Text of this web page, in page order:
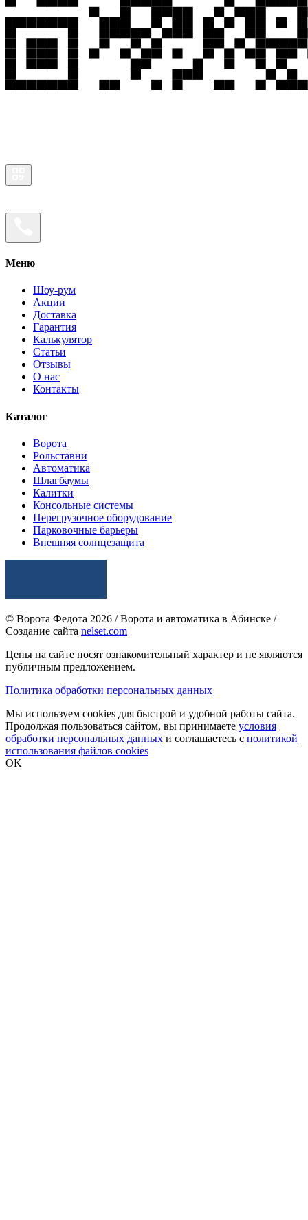
Меню
Шоу-рум
Акции
Доставка
Гарантия
Калькулятор
Статьи
Отзывы
О нас
Контакты
Каталог
Ворота
Рольставни
Автоматика
Шлагбаумы
Калитки
Консольные системы
Перегрузочное оборудование
Парковочные барьеры
Внешняя солнцезащита
© Ворота Федота 2026 / Ворота и автоматика в Абинске /
Создание сайта nelset.com
Цены на сайте носят ознакомительный характер и не являются
публичным предложением.
Политика обработки персональных данных
Мы используем cookies для быстрой и удобной работы сайта.
Продолжая пользоваться сайтом, вы принимаете условия
обработки персональных данных и соглашаетесь с политикой
использования файлов cookies
OK